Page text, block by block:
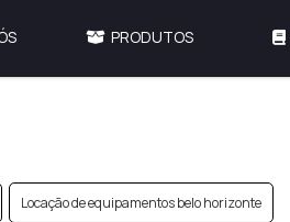
PRODUTOS
Locação de equipamentos belo horizonte